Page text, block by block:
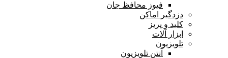
فیوز محافظ جان
دزدگیر اماکن
کلید و پریز
ابزار آلات
تلویزیون
آنتن تلویزیون